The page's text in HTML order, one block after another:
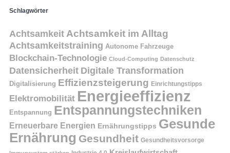
Schlagwörter
Achtsamkeit Achtsamkeit im Alltag
Achtsamkeitstraining Autonome Fahrzeuge
Blockchain-Technologie Cloud-Computing Datenschutz
Datensicherheit Digitale Transformation
Digitalisierung Effizienzsteigerung Einrichtungstipps
Elektromobilität Energieeffizienz
Entspannung Entspannungstechniken
Erneuerbare Energien Ernährungstipps Gesunde
Ernährung Gesundheit Gesundheitsvorsorge